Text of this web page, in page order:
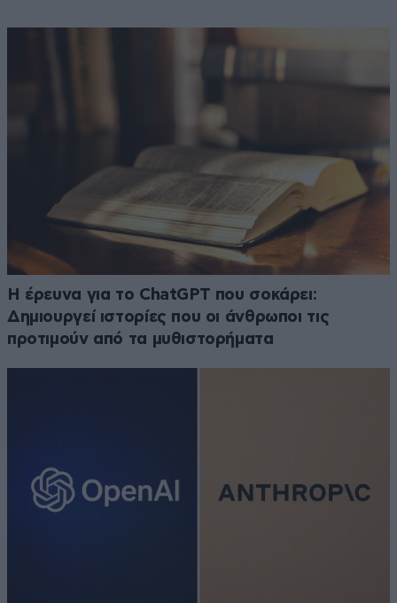
H έρευνα για το ChatGPT που σοκάρει:
Δημιουργεί ιστορίες που οι άνθρωποι τις
προτιμούν από τα μυθιστορήματα